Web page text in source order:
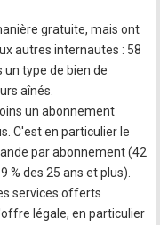
gratuite, mais ont
autres internautes : 58
type de bien de
aînés.
un abonnement
C'est en particulier le
par abonnement (42
% des 25 ans et plus).
services offerts
légale, en particulier